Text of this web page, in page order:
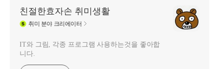
친절한효자손 취미생활
취미 분야 크리에이터
IT와 그림, 각종 프로그램 사용하는것을 좋아합
니다.